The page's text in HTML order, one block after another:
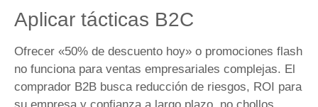
Aplicar tácticas B2C
Ofrecer «50% de descuento hoy» o promociones flash
no funciona para ventas empresariales complejas. El
comprador B2B busca reducción de riesgos, ROI para